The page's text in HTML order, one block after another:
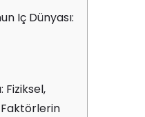
Iç Dünyası:
Fiziksel,
Faktörlerin